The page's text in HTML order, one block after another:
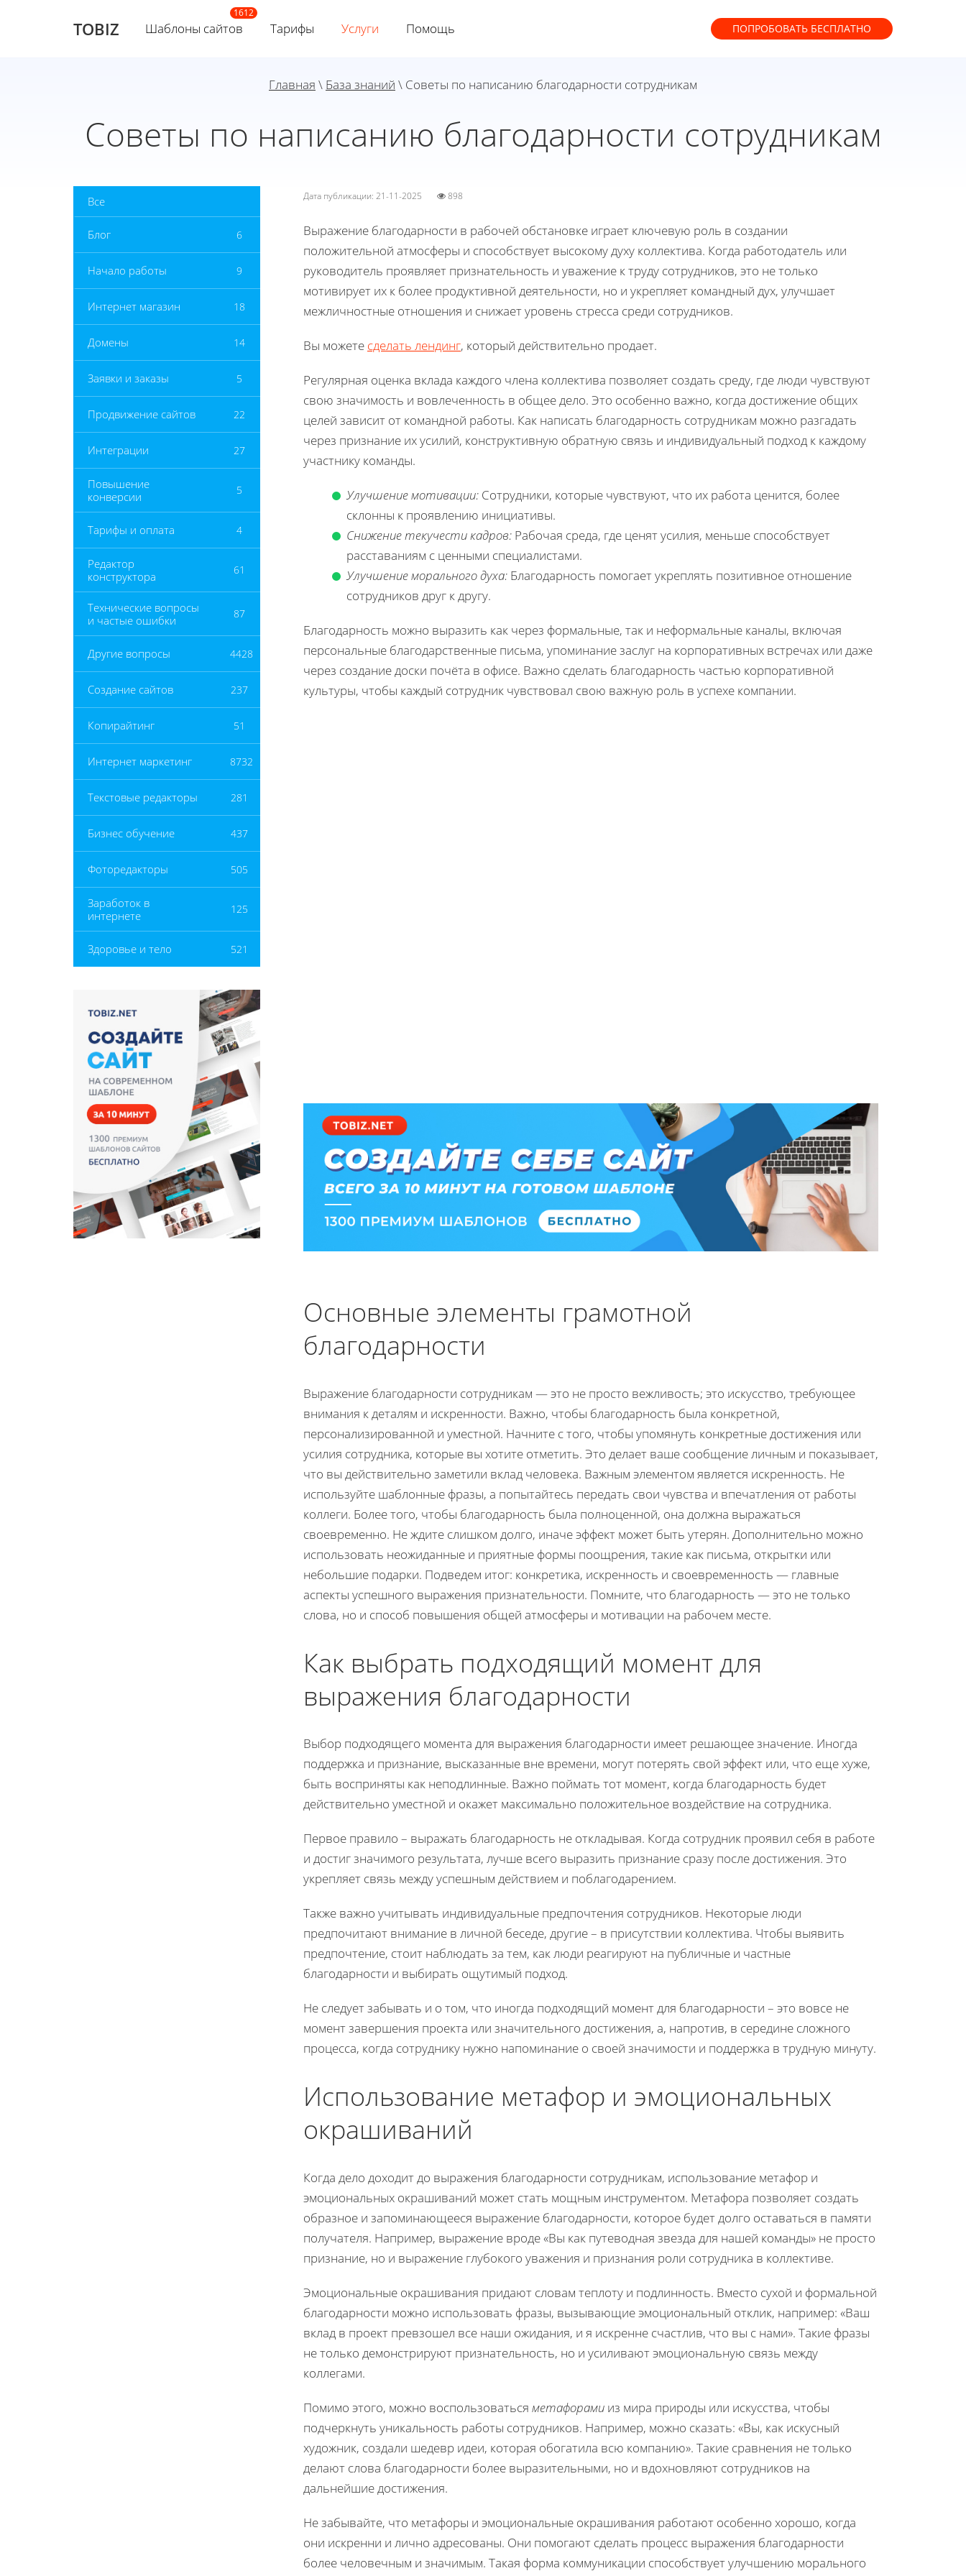
TOBIZ Шаблоны сайтов Тарифы Услуги Помощь ПОПРОБОВАТЬ БЕСПЛАТНО
Главная \ База знаний \ Советы по написанию благодарности сотрудникам
Советы по написанию благодарности сотрудникам
Все
Блог 6
Начало работы 9
Интернет магазин 18
Домены 14
Заявки и заказы 5
Продвижение сайтов 22
Интеграции 27
Повышение
конверсии
5
Тарифы и оплата 4
Редактор
конструктора
61
Технические вопросы
и частые ошибки
87
Другие вопросы 4428
Создание сайтов 237
Копирайтинг 51
Интернет маркетинг 8732
Текстовые редакторы 281
Бизнес обучение 437
Фоторедакторы 505
Заработок в
интернете
125
Здоровье и тело 521
Дата публикации: 21-11-2025 898
Выражение благодарности в рабочей обстановке играет ключевую роль в создании
положительной атмосферы и способствует высокому духу коллектива. Когда работодатель или
руководитель проявляет признательность и уважение к труду сотрудников, это не только
мотивирует их к более продуктивной деятельности, но и укрепляет командный дух, улучшает
межличностные отношения и снижает уровень стресса среди сотрудников.
Вы можете сделать лендинг, который действительно продает.
Регулярная оценка вклада каждого члена коллектива позволяет создать среду, где люди чувствуют
свою значимость и вовлеченность в общее дело. Это особенно важно, когда достижение общих
целей зависит от командной работы. Как написать благодарность сотрудникам можно разгадать
через признание их усилий, конструктивную обратную связь и индивидуальный подход к каждому
участнику команды.
Улучшение мотивации: Сотрудники, которые чувствуют, что их работа ценится, более
склонны к проявлению инициативы.
Снижение текучести кадров: Рабочая среда, где ценят усилия, меньше способствует
расставаниям с ценными специалистами.
Улучшение морального духа: Благодарность помогает укреплять позитивное отношение
сотрудников друг к другу.
Благодарность можно выразить как через формальные, так и неформальные каналы, включая
персональные благодарственные письма, упоминание заслуг на корпоративных встречах или даже
через создание доски почёта в офисе. Важно сделать благодарность частью корпоративной
культуры, чтобы каждый сотрудник чувствовал свою важную роль в успехе компании.
Основные элементы грамотной
благодарности
Выражение благодарности сотрудникам — это не просто вежливость; это искусство, требующее
внимания к деталям и искренности. Важно, чтобы благодарность была конкретной,
персонализированной и уместной. Начните с того, чтобы упомянуть конкретные достижения или
усилия сотрудника, которые вы хотите отметить. Это делает ваше сообщение личным и показывает,
что вы действительно заметили вклад человека. Важным элементом является искренность. Не
используйте шаблонные фразы, а попытайтесь передать свои чувства и впечатления от работы
коллеги. Более того, чтобы благодарность была полноценной, она должна выражаться
своевременно. Не ждите слишком долго, иначе эффект может быть утерян. Дополнительно можно
использовать неожиданные и приятные формы поощрения, такие как письма, открытки или
небольшие подарки. Подведем итог: конкретика, искренность и своевременность — главные
аспекты успешного выражения признательности. Помните, что благодарность — это не только
слова, но и способ повышения общей атмосферы и мотивации на рабочем месте.
Как выбрать подходящий момент для
выражения благодарности
Выбор подходящего момента для выражения благодарности имеет решающее значение. Иногда
поддержка и признание, высказанные вне времени, могут потерять свой эффект или, что еще хуже,
быть восприняты как неподлинные. Важно поймать тот момент, когда благодарность будет
действительно уместной и окажет максимально положительное воздействие на сотрудника.
Первое правило – выражать благодарность не откладывая. Когда сотрудник проявил себя в работе
и достиг значимого результата, лучше всего выразить признание сразу после достижения. Это
укрепляет связь между успешным действием и поблагодарением.
Также важно учитывать индивидуальные предпочтения сотрудников. Некоторые люди
предпочитают внимание в личной беседе, другие – в присутствии коллектива. Чтобы выявить
предпочтение, стоит наблюдать за тем, как люди реагируют на публичные и частные
благодарности и выбирать ощутимый подход.
Не следует забывать и о том, что иногда подходящий момент для благодарности – это вовсе не
момент завершения проекта или значительного достижения, а, напротив, в середине сложного
процесса, когда сотруднику нужно напоминание о своей значимости и поддержка в трудную минуту.
Использование метафор и эмоциональных
окрашиваний
Когда дело доходит до выражения благодарности сотрудникам, использование метафор и
эмоциональных окрашиваний может стать мощным инструментом. Метафора позволяет создать
образное и запоминающееся выражение благодарности, которое будет долго оставаться в памяти
получателя. Например, выражение вроде «Вы как путеводная звезда для нашей команды» не просто
признание, но и выражение глубокого уважения и признания роли сотрудника в коллективе.
Эмоциональные окрашивания придают словам теплоту и подлинность. Вместо сухой и формальной
благодарности можно использовать фразы, вызывающие эмоциональный отклик, например: «Ваш
вклад в проект превзошел все наши ожидания, и я искренне счастлив, что вы с нами». Такие фразы
не только демонстрируют признательность, но и усиливают эмоциональную связь между
коллегами.
Помимо этого, можно воспользоваться метафорами из мира природы или искусства, чтобы
подчеркнуть уникальность работы сотрудников. Например, можно сказать: «Вы, как искусный
художник, создали шедевр идеи, которая обогатила всю компанию». Такие сравнения не только
делают слова благодарности более выразительными, но и вдохновляют сотрудников на
дальнейшие достижения.
Не забывайте, что метафоры и эмоциональные окрашивания работают особенно хорошо, когда
они искренни и лично адресованы. Они помогают сделать процесс выражения благодарности
более человечным и значимым. Такая форма коммуникации способствует улучшению морального